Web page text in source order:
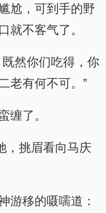
尬，可到手的野
就不客气了。
然你们吃得，你
老有何不可。”
缠了。
，挑眉看向马庆
游移的嗫嚅道：